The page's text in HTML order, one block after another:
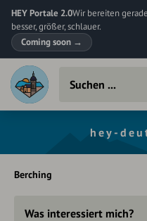
HEY Portale 2.0Wir bereiten
besser, größer, schlauer.
Coming soon →
hey-
Berching
Was interessiert mich?